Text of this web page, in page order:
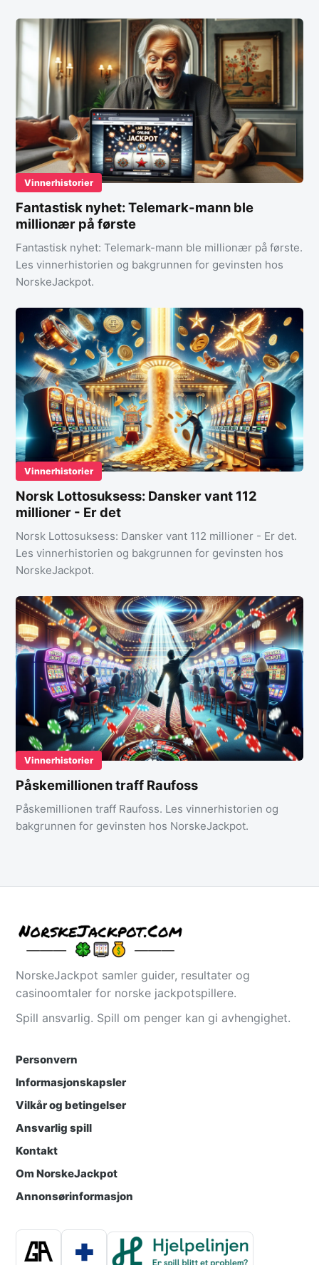
Vinnerhistorier
Fantastisk nyhet: Telemark-mann ble
millionær på første
Fantastisk nyhet: Telemark-mann ble millionær på første.
Les vinnerhistorien og bakgrunnen for gevinsten hos
NorskeJackpot.
Vinnerhistorier
Norsk Lottosuksess: Dansker vant 112
millioner - Er det
Norsk Lottosuksess: Dansker vant 112 millioner - Er det.
Les vinnerhistorien og bakgrunnen for gevinsten hos
NorskeJackpot.
Vinnerhistorier
Påskemillionen traff Raufoss
Påskemillionen traff Raufoss. Les vinnerhistorien og
bakgrunnen for gevinsten hos NorskeJackpot.
NorskeJackpot samler guider, resultater og
casinoomtaler for norske jackpotspillere.
Spill ansvarlig. Spill om penger kan gi avhengighet.
Personvern
Informasjonskapsler
Vilkår og betingelser
Ansvarlig spill
Kontakt
Om NorskeJackpot
Annonsørinformasjon